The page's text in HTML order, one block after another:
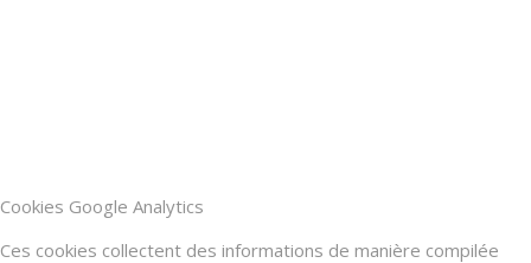
Cookies Google Analytics
Ces cookies collectent des informations de manière compilée